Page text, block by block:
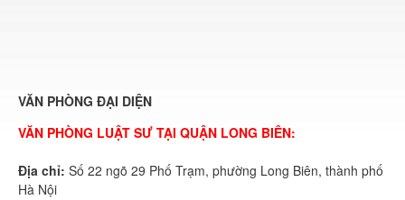
VĂN PHÒNG ĐẠI DIỆN
VĂN PHÒNG LUẬT SƯ TẠI QUẬN LONG BIÊN:
Địa chỉ: Số 22 ngõ 29 Phố Trạm, phường Long Biên, thành phố
Hà Nội